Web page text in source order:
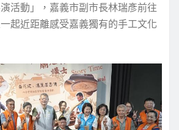
活動」，嘉義市副市長林瑞彥前往
起近距離感受嘉義獨有的手工文化